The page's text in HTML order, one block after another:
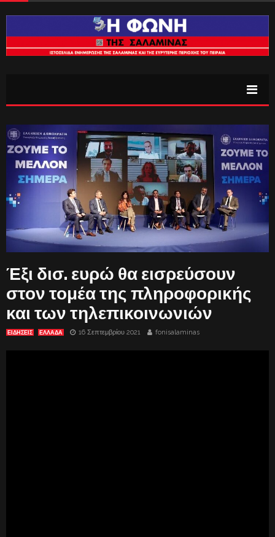
Έξι δισ. ευρώ θα εισρεύσουν
στον τομέα της πληροφορικής
και των τηλεπικοινωνιών
ΕΙΔΗΣΕΙΣ ΕΛΛΑΔΑ 16 Σεπτεμβρίου 2021 fonisalaminas